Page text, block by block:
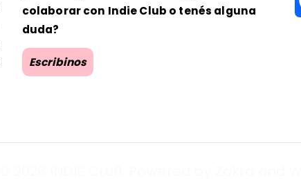
colaborar con Indie Club o tenés alguna
duda?
Escribinos